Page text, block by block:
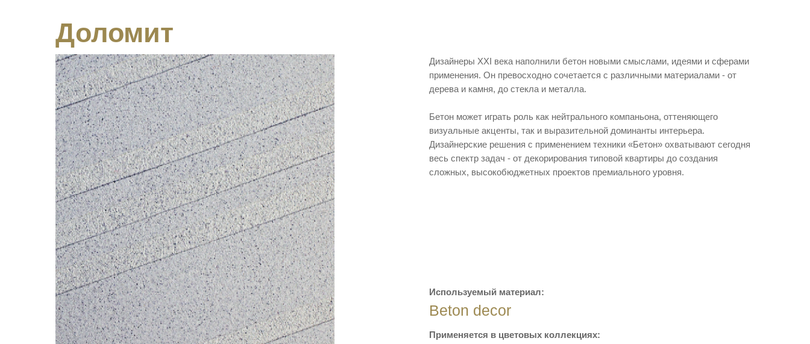
Доломит
Дизайнеры XXI века наполнили бетон новыми смыслами, идеями и сферами
применения. Он превосходно сочетается с различными материалами - от
дерева и камня, до стекла и металла.
Бетон может играть роль как нейтрального компаньона, оттеняющего
визуальные акценты, так и выразительной доминанты интерьера.
Дизайнерские решения с применением техники «Бетон» охватывают сегодня
весь спектр задач - от декорирования типовой квартиры до создания
сложных, высокобюджетных проектов премиального уровня.
Применяется в цветовых коллекциях:
Beton decor
Используемый материал: